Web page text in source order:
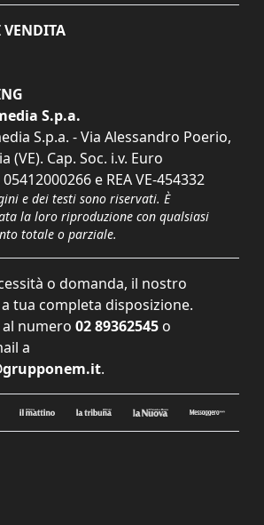
S.p.a.
S.p.a. - Via Alessandro Poerio,
(VE). Cap. Soc. i.v. Euro
05412000266 e REA VE-454332
e dei testi sono riservati. È
la loro riproduzione con qualsiasi
totale o parziale.
o domanda, il nostro
tua completa disposizione.
numero 02 89362545 o
a
.